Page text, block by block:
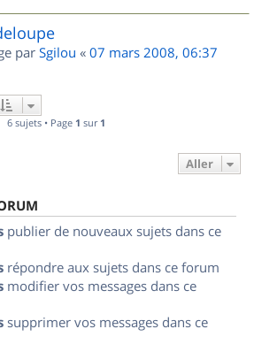
par Sgilou « 07 mars 2008, 06:37
6 sujets • Page 1 sur 1
Aller
publier de nouveaux sujets dans ce
répondre aux sujets dans ce forum
modifier vos messages dans ce
supprimer vos messages dans ce